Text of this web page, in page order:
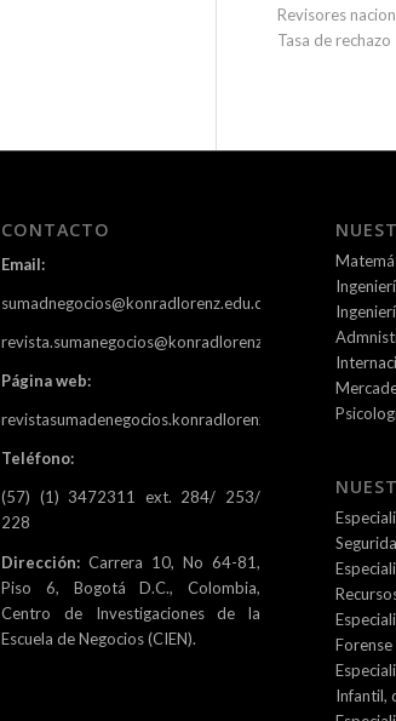
Revisores
Tasa de rechazo
CONTACTO
Email:
sumadnegocios@konradlorenz.edu.co
revista.sumanegocios@konradlorenz.edu.co
Página web:
revistasumadenegocios.konradlorenz.edu.co
Teléfono:
(57) (1) 3472311 ext. 284/ 253/
228
Dirección: Carrera 10, No 64-81,
Piso 6, Bogotá D.C., Colombia,
Centro de Investigaciones de la
Escuela de Negocios (CIEN).
Forense
Infantil,